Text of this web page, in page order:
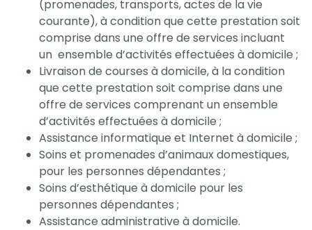
(promenades, transports, actes de la vie
courante), à condition que cette prestation soit
comprise dans une offre de services incluant
un ensemble d’activités effectuées à domicile ;
Livraison de courses à domicile, à la condition
que cette prestation soit comprise dans une
offre de services comprenant un ensemble
d’activités effectuées à domicile ;
Assistance informatique et Internet à domicile ;
Soins et promenades d’animaux domestiques,
pour les personnes dépendantes ;
Soins d’esthétique à domicile pour les
personnes dépendantes ;
Assistance administrative à domicile.